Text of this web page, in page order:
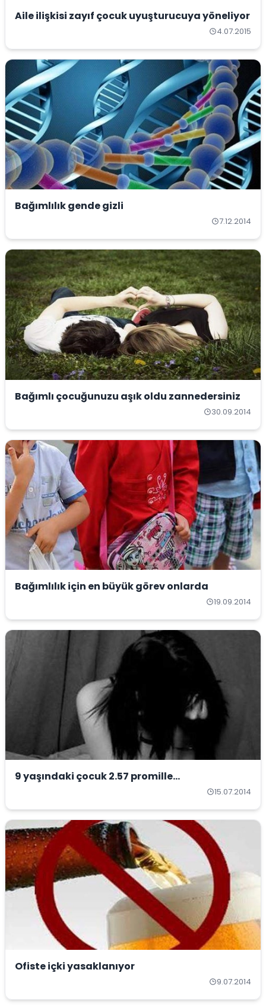
Aile ilişkisi zayıf çocuk uyuşturucuya yöneliyor
4.07.2015
Bağımlılık gende gizli
7.12.2014
Bağımlı çocuğunuzu aşık oldu zannedersiniz
30.09.2014
Bağımlılık için en büyük görev onlarda
19.09.2014
9 yaşındaki çocuk 2.57 promille...
15.07.2014
Ofiste içki yasaklanıyor
9.07.2014